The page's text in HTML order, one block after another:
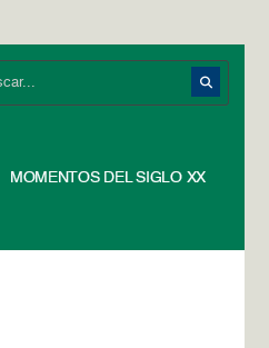
MOMENTOS DEL SIGLO XX